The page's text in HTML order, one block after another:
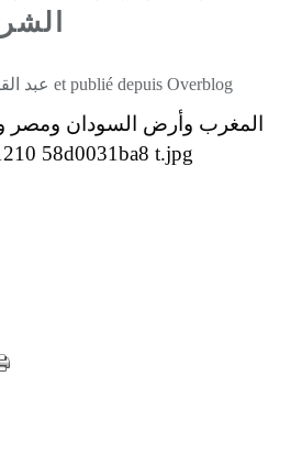
Rédigé par Abdelkader HADOUCH عبد القادر حادوش et publié depuis Overblog
المغرب وأرض السودان ومصر